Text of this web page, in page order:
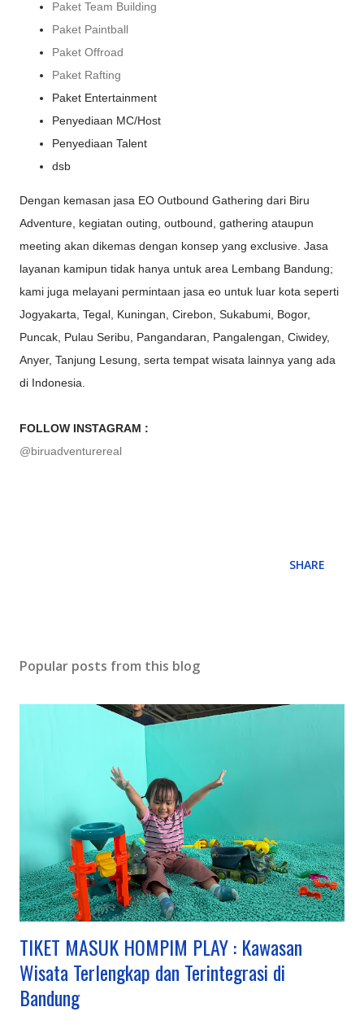
Paket Team Building
Paket Paintball
Paket Offroad
Paket Rafting
Paket Entertainment
Penyediaan MC/Host
Penyediaan Talent
dsb
Dengan kemasan jasa EO Outbound Gathering dari Biru
Adventure, kegiatan outing, outbound, gathering ataupun
meeting akan dikemas dengan konsep yang exclusive. Jasa
layanan kamipun tidak hanya untuk area Lembang Bandung;
kami juga melayani permintaan jasa eo untuk luar kota seperti
Jogyakarta, Tegal, Kuningan, Cirebon, Sukabumi, Bogor,
Puncak, Pulau Seribu, Pangandaran, Pangalengan, Ciwidey,
Anyer, Tanjung Lesung, serta tempat wisata lainnya yang ada
di Indonesia.
FOLLOW INSTAGRAM :
@biruadventurereal
SHARE
Popular posts from this blog
TIKET MASUK HOMPIM PLAY : Kawasan
Wisata Terlengkap dan Terintegrasi di
Bandung